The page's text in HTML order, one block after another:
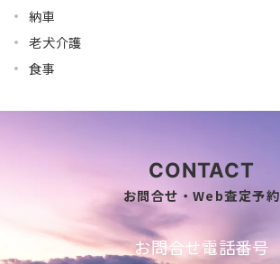
納車
老犬介護
食事
CONTACT
お問合せ・Web査定予約
お問合せ電話番号